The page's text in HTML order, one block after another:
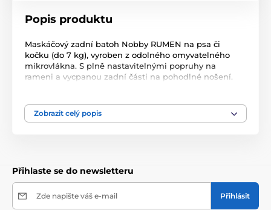
Popis produktu
Maskáčový zadní batoh Nobby RUMEN na psa či
kočku (do 7 kg), vyroben z odolného omyvatelného
mikrovlákna. S plně nastavitelnými popruhy na
rameni a vycpanou zadní části na pohodlné nošení.
zaručují cirkulaci vzduchu uvnitř i při zavřeném
batohu. Velký vstupní otvor. 2 velké kapsy a 3 malé
Zobrazit celý popis
Přihlaste se do newsletteru
Zde napište váš e-mail Přihlásit